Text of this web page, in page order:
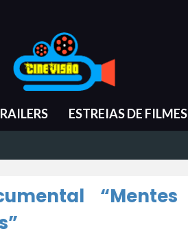
ESTREIAS DE FILMES
“Mentes